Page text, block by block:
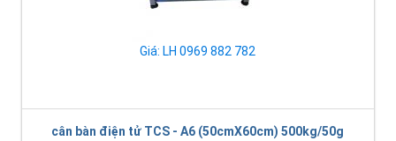
Giá: LH 0969 882 782
cân bàn điện tử TCS - A6 (50cmX60cm) 500kg/50g